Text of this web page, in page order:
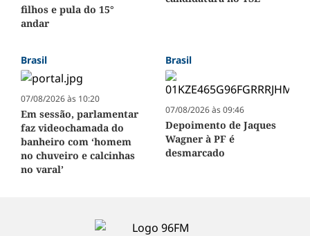
filhos e pula do 15°
andar
Brasil
07/08/2026 às 10:20
Em sessão, parlamentar
faz videochamada do
banheiro com ‘homem
no chuveiro e calcinhas
no varal’
Brasil
07/08/2026 às 09:46
Depoimento de Jaques
Wagner à PF é
desmarcado